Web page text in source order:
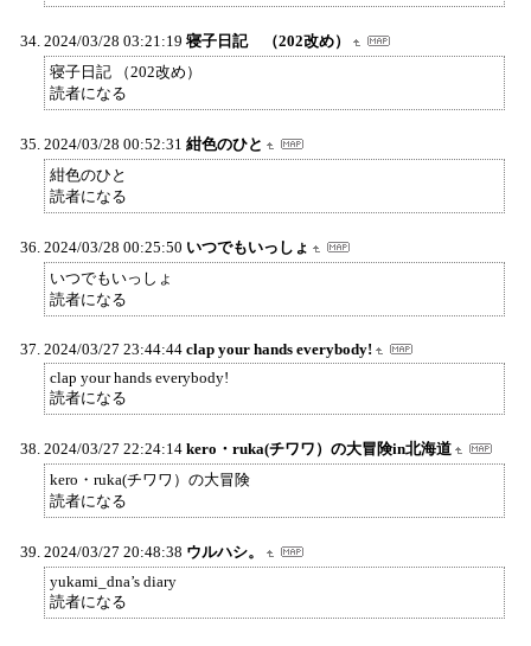
2024/03/28 03:21:19 寝子日記 （202改め）
寝子日記 （202改め）
読者になる
2024/03/28 00:52:31 紺色のひと
紺色のひと
読者になる
2024/03/28 00:25:50 いつでもいっしょ
いつでもいっしょ
読者になる
2024/03/27 23:44:44 clap your hands everybody!
clap your hands everybody!
読者になる
2024/03/27 22:24:14 kero・ruka(チワワ）の大冒険in北海道
kero・ruka(チワワ）の大冒険
読者になる
2024/03/27 20:48:38 ウルハシ。
yukami_dna’s diary
読者になる